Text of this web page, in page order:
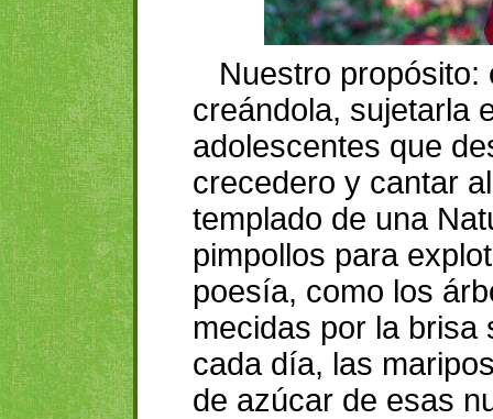
Nuestro propósito:
creándola, sujetarla
adolescentes que
crecedero y cantar
templado de una
pimpollos para
poesía, como los
mecidas por la brisa
cada día, las
de azúcar de esas